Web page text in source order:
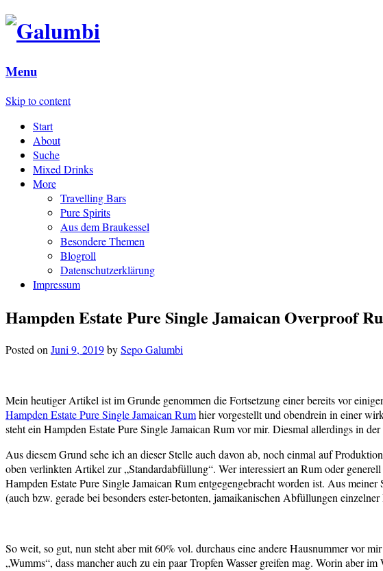
Menu
Skip to content
Start
About
Suche
Mixed Drinks
More
Travelling Bars
Pure Spirits
Aus dem Braukessel
Besondere Themen
Blogroll
Datenschutzerklärung
Impressum
Hampden Estate Pure Single Jamaican Overproof
Posted onJuni 9, 2019bySepo Galumbi
Mein heutiger Artikel ist im Grunde genommen die Fortsetzung einer bereits vor
Hampden Estate Pure Single Jamaican Rumhier vorgestellt und obendrein in einer
steht ein Hampden Estate Pure Single Jamaican Rum vor mir. Diesmal allerdings in
Aus diesem Grund sehe ich an dieser Stelle auch davon ab, noch einmal auf
oben verlinkten Artikel zur „Standardabfüllung“. Wer interessiert an Rum oder
Hampden Estate Pure Single Jamaican Rum entgegengebracht worden ist. Aus
(auch bzw. gerade bei besonders ester-betonten, jamaikanischen Abfüllungen
So weit, so gut, nun steht aber mit 60% vol. durchaus eine andere Hausnummer vor
„Wumms“, dass mancher auch zu ein paar Tropfen Wasser greifen mag. Worin aber